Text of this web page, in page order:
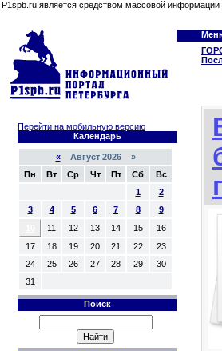
P1spb.ru является средством массовой
Перейти на мобильную версию
Календарь
«Август 2026 »
Пн
Вт Ср Чт Пт Сб
Вс
1
2
3
4 5 6 7 8
9
11 12 13 14 15
16
17
18 19 20 21 22
23
24
25 26 27 28 29
30
31
Поиск